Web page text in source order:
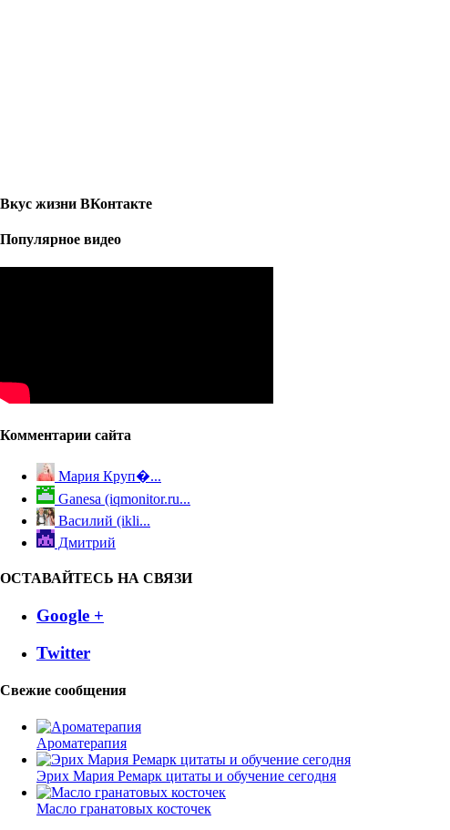
Вкус жизни ВКонтакте
Популярное видео
Комментарии сайта
Мария Круп�...
Ganesa (iqmonitor.ru...
Василий (ikli...
Дмитрий
ОСТАВАЙТЕСЬ НА СВЯЗИ
Google +
Twitter
Свежие сообщения
Ароматерапия
Эрих Мария Ремарк цитаты и обучение сегодня
Масло гранатовых косточек